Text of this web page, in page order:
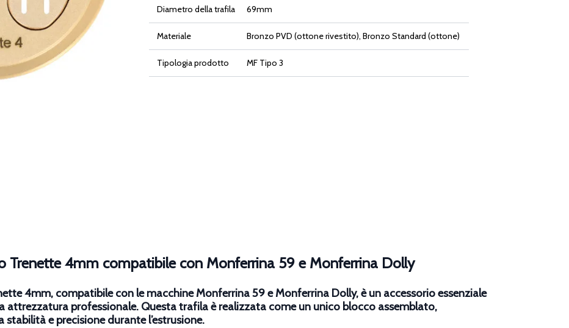
Diametro della trafila 69mm
Materiale Bronzo PVD (ottone rivestito), Bronzo Standard (ottone)
Tipologia prodotto MF Tipo 3
Trenette 4mm compatibile con Monferrina 59 e Monferrina Dolly
4mm, compatibile con le macchine Monferrina 59 e Monferrina Dolly, è un accessorio essenziale
attrezzatura professionale. Questa trafila è realizzata come un unico blocco assemblato,
e precisione durante l’estrusione.